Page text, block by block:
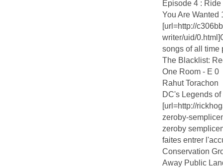
Episode 4 :
You Are Wanted
[url=http://
writer/uid/
songs of all time
The Blacklist:
One Room - E 0
Rahut Torachon
DC's Legends
[url=http://
zeroby-
zeroby
faites entrer
Conservation
Away Public